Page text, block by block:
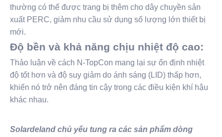
thường có thể được trang bị thêm cho dây chuyền sản
xuất PERC, giảm nhu cầu sử dụng số lượng lớn thiết bị
mới.
Độ bền và khả năng chịu nhiệt độ cao:
Thảo luận về cách N-TopCon mang lại sự ổn định nhiệt
độ tốt hơn và độ suy giảm do ánh sáng (LID) thấp hơn,
khiến nó trở nên đáng tin cậy trong các điều kiện khí hậu
khác nhau.
Solardeland chủ yếu tung ra các sản phẩm dòng